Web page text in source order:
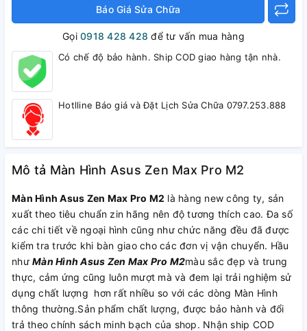
Báo Giá Sửa Chữa
Gọi0918 428 428 để tư vấn mua hàng
Có chế độ bảo hành. Ship COD giao hàng tận nhà.
Hotlline Báo giá và Đặt Lịch Sửa Chữa 0797.253.888
Mô tả Màn Hình Asus Zen Max Pro M2
Màn Hình Asus Zen Max Pro M2 là hàng new công ty, sản
xuất theo tiêu chuẩn zin hãng nên độ tương thích cao. Đa số
các chi tiết về ngoại hình cũng như chức năng đều đã được
kiểm tra trước khi bàn giao cho các đơn vị vận chuyển. Hầu
như Màn Hình Asus Zen Max Pro M2màu sắc đẹp và trung
thực, cảm ứng cũng luôn mượt mà và đem lại trải nghiệm sử
dụng chất lượng hơn rất nhiều so với các dòng Màn Hình
thông thường.Sản phẩm chất lượng, được bảo hành và đổi
trả theo chính sách minh bạch của shop. Nhận ship COD